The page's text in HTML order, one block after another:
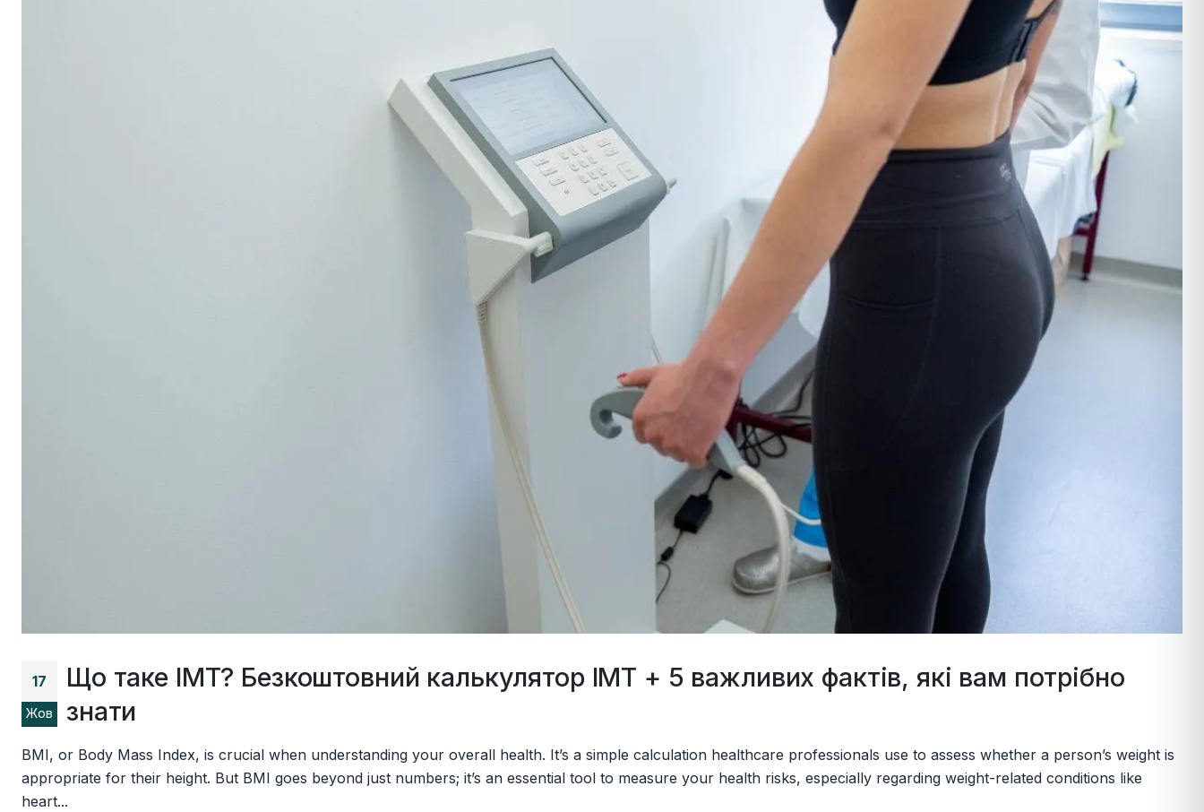
17
Жов
Що таке ІМТ? Безкоштовний калькулятор ІМТ + 5 важливих фактів, які вам потрібно
знати
BMI, or Body Mass Index, is crucial when understanding your overall health. It’s a simple calculation healthcare professionals use to assess whether a person’s weight is
appropriate for their height. But BMI goes beyond just numbers; it’s an essential tool to measure your health risks, especially regarding weight-related conditions like
heart...